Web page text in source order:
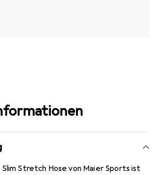
Slim Stretch Hose von Maier Sports ist